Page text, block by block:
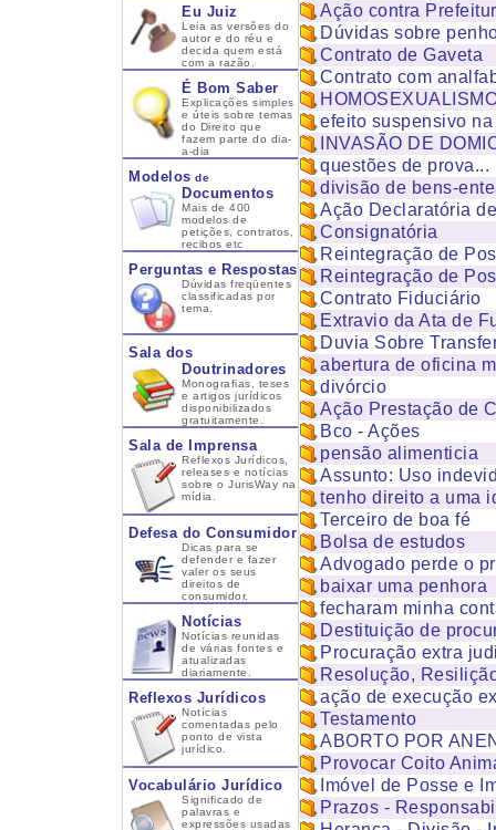
Eu Juiz
Leia as versões do
autor e do réu e
decida quem está
com a razão.
É Bom Saber
Explicações simples
e úteis sobre temas
do Direito que
fazem parte do dia-
a-dia
Modelos de
Documentos
Mais de 400
modelos de
petições, contratos,
recibos etc
Perguntas e Respostas
Dúvidas freqüentes
classificadas por
tema.
Sala dos
Doutrinadores
Monografias, teses
e artigos jurídicos
disponibilizados
gratuitamente.
Sala de Imprensa
Reflexos Jurídicos,
releases e notícias
sobre o JurisWay na
mídia.
Defesa do Consumidor
Dicas para se
defender e fazer
valer os seus
direitos de
consumidor.
Notícias
Notícias reunidas
de várias fontes e
atualizadas
diariamente.
Reflexos Jurídicos
Notícias
comentadas pelo
ponto de vista
jurídico.
Vocabulário Jurídico
Significado de
palavras e
expressões usadas
Ação contra
Dúvidas sobre
Contrato de Gaveta
Contrato com
efeito suspensivo
INVASÃO DE
questões de prova...
divisão de bens-
Ação Declaratória
Consignatória
Reintegração de
Reintegração de
Contrato Fiduciário
Extravio da Ata de
Duvia Sobre
abertura de oficina
divórcio
Ação Prestação de
Bco - Ações
pensão alimenticia
Assunto: Uso
tenho direito a uma
Terceiro de boa fé
Bolsa de estudos
Advogado perde o
baixar uma penhora
fecharam minha
Destituição de
Procuração extra
Resolução,
ação de execução
Testamento
ABORTO POR
Provocar Coito
Imóvel de Posse e
Prazos -